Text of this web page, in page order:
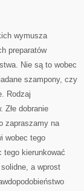
wymusza
preparatów
Nie są to wobec
szampony, czy
Rodzaj
Złe dobranie
zapraszamy na
wobec tego
tego kierunkować
a wprost